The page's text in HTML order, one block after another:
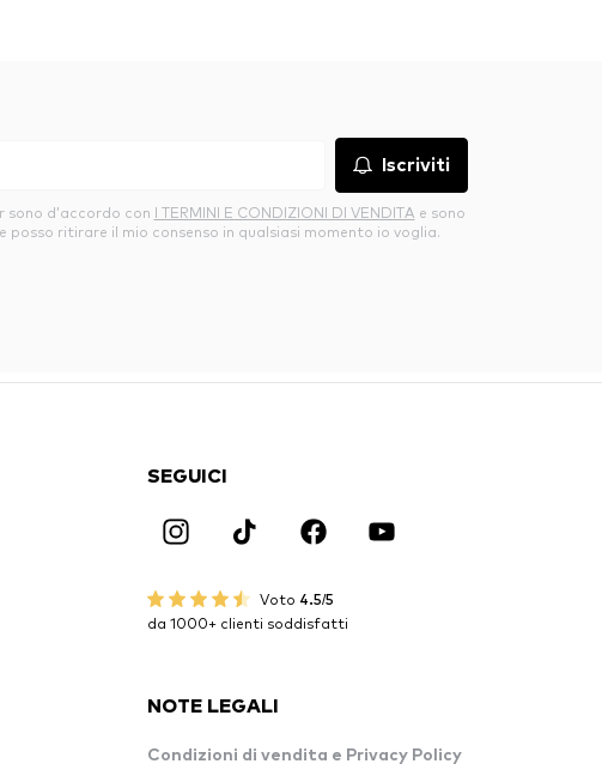
Iscriviti
sono d’accordo con I TERMINI E CONDIZIONI DI VENDITA e sono
ritirare il mio consenso in qualsiasi momento io voglia.
SEGUICI
Voto 4.5/5
da 1000+ clienti soddisfatti
NOTE LEGALI
Condizioni di vendita e Privacy Policy